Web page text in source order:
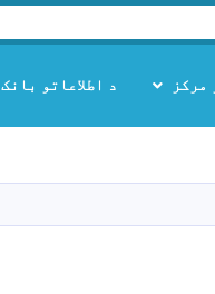
مرکز د اطلاعاتو بانک